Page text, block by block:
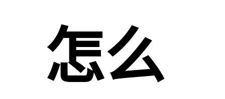
怎么